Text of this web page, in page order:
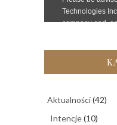
Aktualności(42)
Intencje(10)